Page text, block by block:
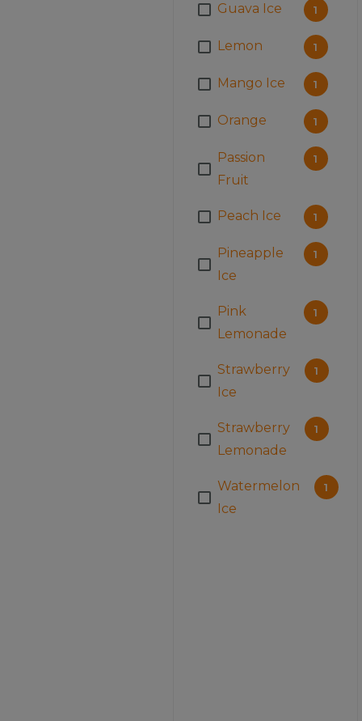
Guava Ice 1
Lemon 1
Mango Ice 1
Orange 1
Passion
Fruit
1
Peach Ice 1
Pineapple
Ice
1
Pink
Lemonade
1
Strawberry
Ice
1
Strawberry
Lemonade
1
Watermelon
Ice
1